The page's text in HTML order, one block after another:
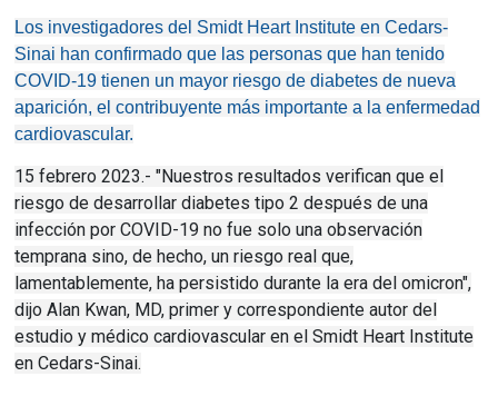
Los investigadores del Smidt Heart Institute en Cedars-
Sinai han confirmado que las personas que han tenido
COVID-19 tienen un mayor riesgo de diabetes de nueva
aparición, el contribuyente más importante a la enfermedad
cardiovascular.
15 febrero 2023.- "Nuestros resultados verifican que el
riesgo de desarrollar diabetes tipo 2 después de una
infección por COVID-19 no fue solo una observación
temprana sino, de hecho, un riesgo real que,
lamentablemente, ha persistido durante la era del omicron",
dijo Alan Kwan, MD, primer y correspondiente autor del
estudio y médico cardiovascular en el Smidt Heart Institute
en Cedars-Sinai.